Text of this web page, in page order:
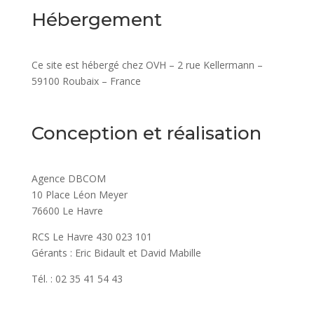
Hébergement
Ce site est hébergé chez OVH – 2 rue Kellermann –
59100 Roubaix – France
Conception et réalisation
Agence DBCOM
10 Place Léon Meyer
76600 Le Havre
RCS Le Havre 430 023 101
Gérants : Eric Bidault et David Mabille
Tél. : 02 35 41 54 43